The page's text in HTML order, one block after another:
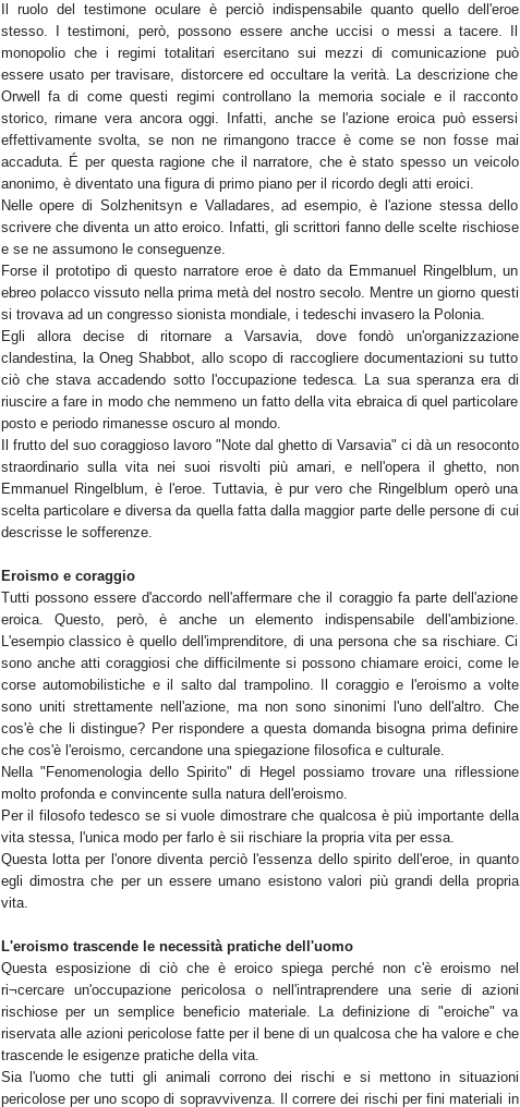
Il ruolo del testimone oculare è perciò indispensabile quanto quello dell'eroe
stesso. I testimoni, però, possono essere anche uccisi o messi a tacere. Il
monopolio che i regimi totalitari esercitano sui mezzi di comunicazione può
essere usato per travisare, distorcere ed occultare la verità. La descrizione che
Orwell fa di come questi regimi controllano la memoria sociale e il racconto
storico, rimane vera ancora oggi. Infatti, anche se l'azione eroica può essersi
effettivamente svolta, se non ne rimangono tracce è come se non fosse mai
accaduta. É per questa ragione che il narratore, che è stato spesso un veicolo
anonimo, è diventato una figura di primo piano per il ricordo degli atti eroici.
Nelle opere di Solzhenitsyn e Valladares, ad esempio, è l'azione stessa dello
scrivere che diventa un atto eroico. Infatti, gli scrittori fanno delle scelte rischiose
e se ne assumono le conseguenze.
Forse il prototipo di questo narratore eroe è dato da Emmanuel Ringelblum, un
ebreo polacco vissuto nella prima metà del nostro secolo. Mentre un giorno questi
si trovava ad un congresso sionista mondiale, i tedeschi invasero la Polonia.
Egli allora decise di ritornare a Varsavia, dove fondò un'organizzazione
clandestina, la Oneg Shabbot, allo scopo di raccogliere documentazioni su tutto
ciò che stava accadendo sotto l'occupazione tedesca. La sua speranza era di
riuscire a fare in modo che nemmeno un fatto della vita ebraica di quel particolare
posto e periodo rimanesse oscuro al mondo.
Il frutto del suo coraggioso lavoro "Note dal ghetto di Varsavia" ci dà un resoconto
straordinario sulla vita nei suoi risvolti più amari, e nell'opera il ghetto, non
Emmanuel Ringelblum, è l'eroe. Tuttavia, è pur vero che Ringelblum operò una
scelta particolare e diversa da quella fatta dalla maggior parte delle persone di cui
descrisse le sofferenze.
Eroismo e coraggio
Tutti possono essere d'accordo nell'affermare che il coraggio fa parte dell'azione
eroica. Questo, però, è anche un elemento indispensabile dell'ambizione.
L'esempio classico è quello dell'imprenditore, di una persona che sa rischiare. Ci
sono anche atti coraggiosi che difficilmente si possono chiamare eroici, come le
corse automobilistiche e il salto dal trampolino. Il coraggio e l'eroismo a volte
sono uniti strettamente nell'azione, ma non sono sinonimi l'uno dell'altro. Che
cos'è che li distingue? Per rispondere a questa domanda bisogna prima definire
che cos'è l'eroismo, cercandone una spiegazione filosofica e culturale.
Nella "Fenomenologia dello Spirito" di Hegel possiamo trovare una riflessione
molto profonda e convincente sulla natura dell'eroismo.
Per il filosofo tedesco se si vuole dimostrare che qualcosa è più importante della
vita stessa, l'unica modo per farlo è sii rischiare la propria vita per essa.
Questa lotta per l'onore diventa perciò l'essenza dello spirito dell'eroe, in quanto
egli dimostra che per un essere umano esistono valori più grandi della propria
vita.
L'eroismo trascende le necessità pratiche dell'uomo
Questa esposizione di ciò che è eroico spiega perché non c'è eroismo nel
ri¬cercare un'occupazione pericolosa o nell'intraprendere una serie di azioni
rischiose per un semplice beneficio materiale. La definizione di "eroiche" va
riservata alle azioni pericolose fatte per il bene di un qualcosa che ha valore e che
trascende le esigenze pratiche della vita.
Sia l'uomo che tutti gli animali corrono dei rischi e si mettono in situazioni
pericolose per uno scopo di sopravvivenza. Il correre dei rischi per fini materiali in